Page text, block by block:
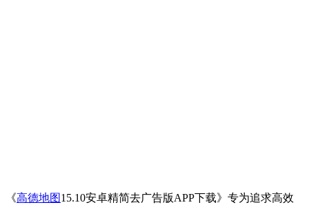
《高德地图15.10安卓精简去广告版APP下载》专为追求高效